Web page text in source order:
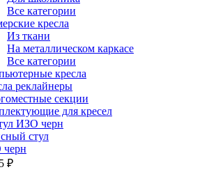
Все категории
кресла
Из ткани
На металлическом каркасе
Все категории
кресла
реклайнеры
секции
для кресел
стул
₽